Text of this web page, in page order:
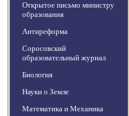
Открытое письмо министру
образования
Антиреформа
Соросовский
образовательный журнал
Биология
Науки о Земле
Математика и Механика